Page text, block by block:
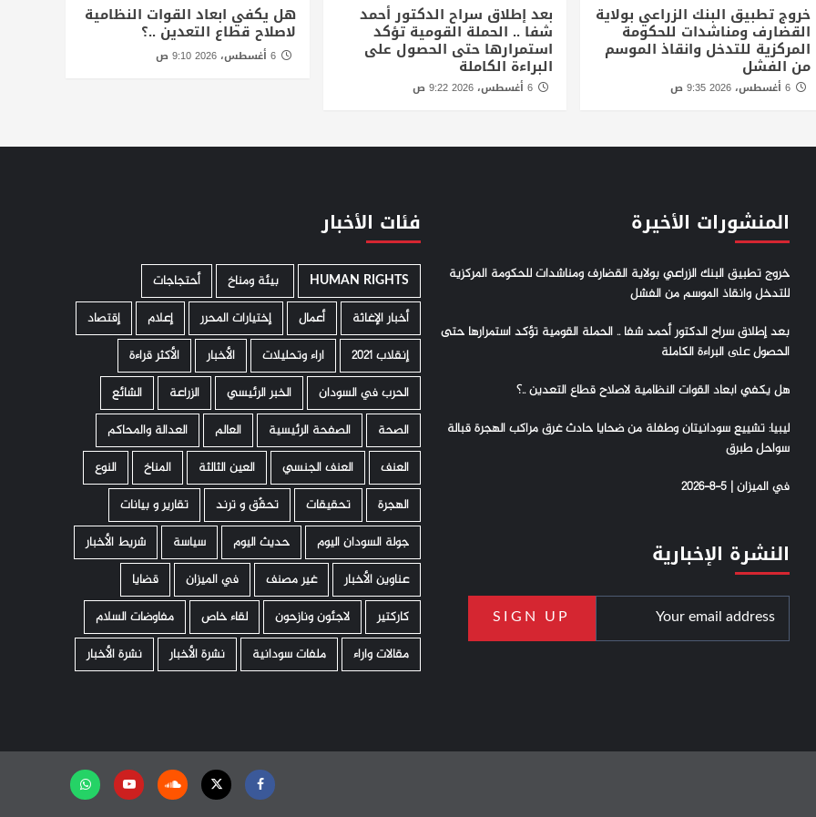
خروج تطبيق البنك الزراعي بولاية
القضارف ومناشدات للحكومة
المركزية للتدخل وانقاذ الموسم
من الفشل
6 أغسطس، 2026 9:35 ص
بعد إطلاق سراح الدكتور أحمد
شفا .. الحملة القومية تؤكد
استمرارها حتى الحصول على
البراءة الكاملة
هل يكفي ابعاد القوات النظامية
لاصلاح قطاع التعدين ..؟
6 أغسطس، 2026 9:10 ص
المنشورات الأخيرة
خروج تطبيق البنك الزراعي بولاية القضارف ومناشدات للحكومة المركزية
للتدخل وانقاذ الموسم من الفشل
بعد إطلاق سراح الدكتور أحمد شفا .. الحملة القومية تؤكد استمرارها حتى
الحصول على البراءة الكاملة
هل يكفي ابعاد القوات النظامية لاصلاح قطاع التعدين ..؟
ليبيا: تشييع سودانيتان وطفلة من ضحايا حادث غرق مراكب الهجرة قبالة
سواحل طبرق
في الميزان | 5-8-2026
النشرة الإخبارية
فئات الأخبار
HUMAN RIGHTS ­ بيئة ومناخ
أحتجاجات
أخبار الإغاثة
أعمال إختيارات المحرر إعلام
إقتصاد
إنقلاب 2021
اراء وتحليلات الأخبار
الأكثر قراءة
الحرب في السودان
الخبر الرئيسي الزراعة
الشائع
الصحة
الصفحة الرئيسية العالم
العدالة والمحاكم
العنف
العنف الجنسي العين الثالثة المناخ
النوع
الهجرة
تحقيقات تحقّق و ترند
تقارير و بيانات
جولة السودان اليوم
حديث اليوم سياسة
شريط الأخبار
عناوين الأخبار
غير مصنف في الميزان
قضايا
كاركتير
لاجئون ونازحون لقاء خاص
مفاوضات السلام
مقالات واراء
ملفات سودانية نشرة الأخبار نشرة الأخبار
Facebook
Twitter
Soundcloud
Youtubeتابعنا